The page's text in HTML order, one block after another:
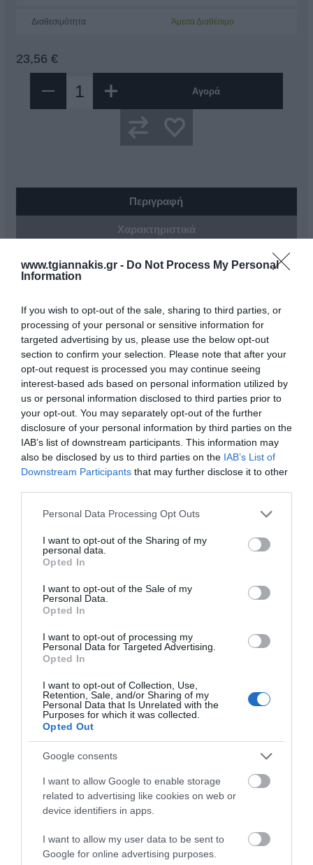
www.tgiannakis.gr - Do Not Process My Personal
Information
If you wish to opt-out of the sale, sharing to third parties, or
processing of your personal or sensitive information for
targeted advertising by us, please use the below opt-out
section to confirm your selection. Please note that after your
opt-out request is processed you may continue seeing
interest-based ads based on personal information utilized by
us or personal information disclosed to third parties prior to
your opt-out. You may separately opt-out of the further
disclosure of your personal information by third parties on the
IAB’s list of downstream participants. This information may
also be disclosed by us to third parties on the IAB’s List of
Downstream Participants that may further disclose it to other
Please note that this website/app uses one or more Google
not limited to your visit or usage behaviour. You may click to
grant or deny consent to Google and its third-party tags to
use your data for below specified purposes in below Google
consent section.
Personal Data Processing Opt Outs
I want to opt-out of the Sharing of my
personal data.
Opted In
I want to opt-out of the Sale of my
Personal Data.
Opted In
I want to opt-out of processing my
Personal Data for Targeted Advertising.
Opted In
I want to opt-out of Collection, Use,
Retention, Sale, and/or Sharing of my
Personal Data that Is Unrelated with the
Purposes for which it was collected.
Opted Out
Google consents
I want to allow Google to enable storage
related to advertising like cookies on web or
device identifiers in apps.
I want to allow my user data to be sent to
Google for online advertising purposes.
Διαθεσιμότητα Άμεσα Διαθέσιμο
23,56 €
Αγορά
Περιγραφή
Χαρακτηριστικά
Το σετ για κινητήρες ECO και HDT χρησιμοποιείται για τη
στερέωση και τη χρονομέτρηση του στροφαλοφόρου άξονα και
πριν από το σέρβις του συστήματος μετάδοσης κίνησης της
αλυσίδας εκκεντροφόρου στο Ford Transit 2,2 (Έτος 2006-).
Κινητήρες:
Diesel:2.2 (2006-20011)
Μοντέλο:
FORD 2.2 TDCI TRANSIT, FORD 2.2TDCI ECOnetic, FORD
2.2TDCI HDT
Κωδικοί κινητήρων:
QJBA - BG - ID4 - CVFF - CVR5 - CYFF - CYF5 - CYR5 -
DRF5 - DRFF - DRR5 - GBVAJPF - GBVAJQJ - P8FA - P8FB -
QVFA - QWFA - SRFA - SRFB - SRFC - SRFD - UHR5 - DRFC -
DRFG - CYFG - UYR6 - USR6
Με βάση την επιλογή
σας, ενδέχεται να
ενδιαφέρει τα ακόλουθα
στοιχεία: